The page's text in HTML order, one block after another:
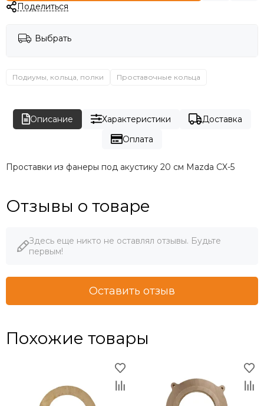
Поделиться
Выбрать
Подиумы, кольца, полки Проставочные кольца
Описание Характеристики
Доставка
Оплата
Проставки из фанеры под акустику 20 см Mazda CX-5
Отзывы о товаре
Здесь еще никто не оставлял отзывы. Будьте
первым!
Оставить отзыв
Похожие товары